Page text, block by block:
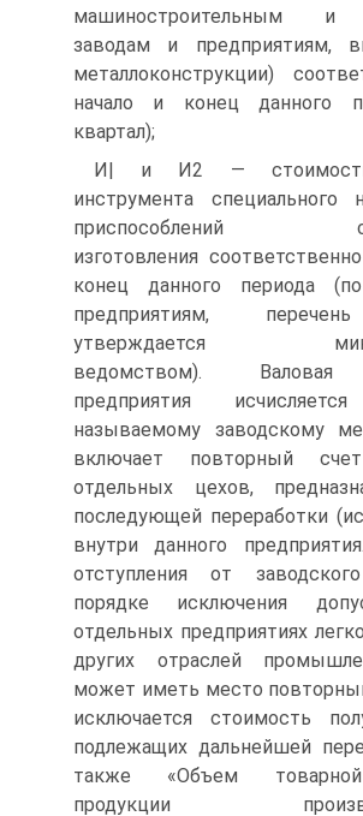
машиностроительным и
заводам и предприятиям,
металлоконструкции)
начало и конец данного
квартал);
И| и И2 — стоимость
инструмента специального
приспособлений
изготовления
конец данного периода
предприятиям,
утверждается
ведомством). Валовая
предприятия
называемому заводскому
включает повторный
отдельных цехов,
последующей переработки
внутри данного
отступления от
порядке исключения
отдельных предприятиях
других отраслей
может иметь место
исключается стоимость
подлежащих дальнейшей
также «Объем
продукции